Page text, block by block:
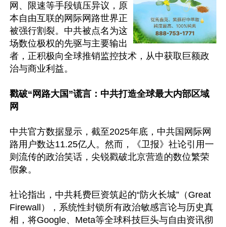
网、限速等手段镇压异议，原
本自由互联的网际网路世界正
被强行割裂。中共被点名为这
场数位极权的先驱与主要输出
者，正积极向全球推销监控技术，从中获取巨额政
治与商业利益。
戳破“网路大国”谎言：中共打造全球最大内部区域
网
中共官方数据显示，截至2025年底，中共国网际网
路用户数达11.25亿人。然而，《卫报》社论引用一
则流传的政治笑话，尖锐戳破北京营造的数位繁荣
假象。
社论指出，中共耗费巨资筑起的“防火长城”（Great
Firewall），系统性封锁所有政治敏感言论与历史真
相，将Google、Meta等全球科技巨头与自由资讯彻